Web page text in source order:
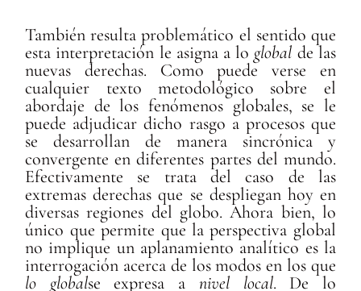
También resulta problemático el sentido que
esta interpretación le asigna a lo global de las
nuevas derechas. Como puede verse en
cualquier texto metodológico sobre el
abordaje de los fenómenos globales, se le
puede adjudicar dicho rasgo a procesos que
se desarrollan de manera sincrónica y
convergente en diferentes partes del mundo.
Efectivamente se trata del caso de las
extremas derechas que se despliegan hoy en
diversas regiones del globo. Ahora bien, lo
único que permite que la perspectiva global
no implique un aplanamiento analítico es la
interrogación acerca de los modos en los que
lo globalse expresa a nivel local. De lo